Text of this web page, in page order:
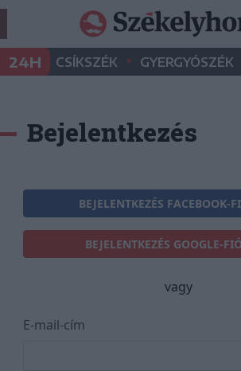
24H CSÍKSZÉK • GYERGYÓSZÉK
Bejelentkezés
BEJELENTKEZÉS FACEBOOK-
BEJELENTKEZÉS GOOGLE-
vagy
E-mail-cím